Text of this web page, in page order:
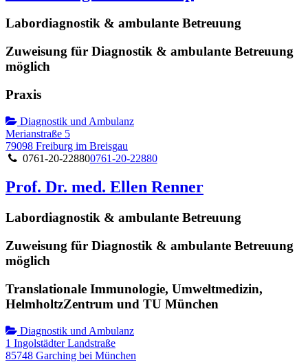
Labordiagnostik & ambulante Betreuung
Zuweisung für Diagnostik & ambulante Betreuung
möglich
Praxis
Diagnostik und Ambulanz
Merianstraße 5
79098 Freiburg im Breisgau
0761-20-228800761-20-22880
Prof. Dr. med. Ellen Renner
Labordiagnostik & ambulante Betreuung
Zuweisung für Diagnostik & ambulante Betreuung
möglich
Translationale Immunologie, Umweltmedizin,
HelmholtzZentrum und TU München
Diagnostik und Ambulanz
1 Ingolstädter Landstraße
85748 Garching bei München